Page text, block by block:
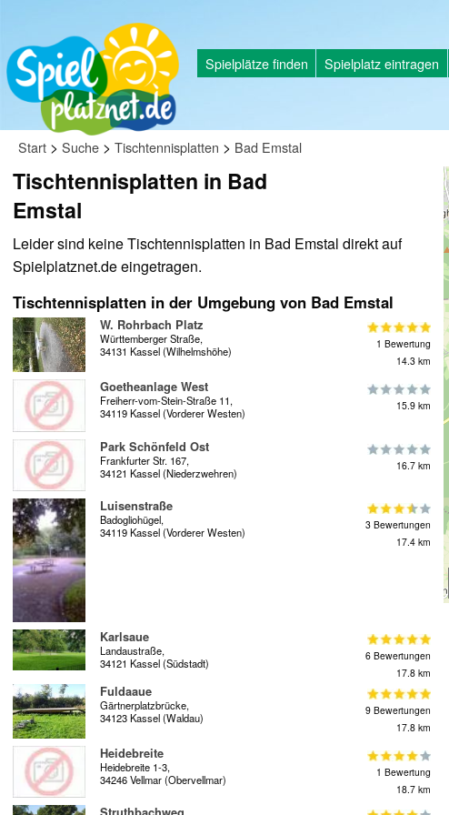
Spielplätze finden Spielplatz eintragen
Start > Suche > Tischtennisplatten > Bad Emstal
Tischtennisplatten in Bad
Emstal
Leider sind keine Tischtennisplatten in Bad Emstal direkt auf
Spielplatznet.de eingetragen.
Tischtennisplatten in der Umgebung von Bad Emstal
W. Rohrbach Platz
Württemberger Straße,
34131 Kassel (Wilhelmshöhe)
1 Bewertung
14.3 km
Goetheanlage West
Freiherr-vom-Stein-Straße 11,
34119 Kassel (Vorderer Westen)
15.9 km
Park Schönfeld Ost
Frankfurter Str. 167,
34121 Kassel (Niederzwehren)
16.7 km
Luisenstraße
Badogliohügel,
34119 Kassel (Vorderer Westen)
3 Bewertungen
17.4 km
Karlsaue
Landaustraße,
34121 Kassel (Südstadt)
6 Bewertungen
17.8 km
Fuldaaue
Gärtnerplatzbrücke,
34123 Kassel (Waldau)
9 Bewertungen
17.8 km
Heidebreite
Heidebreite 1-3,
34246 Vellmar (Obervellmar)
1 Bewertung
18.7 km